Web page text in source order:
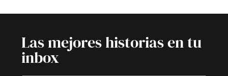
Las mejores historias en tu
inbox